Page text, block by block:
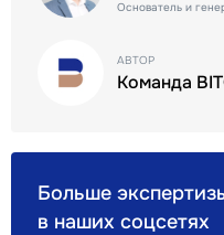
Больше
в наших соцсетях
Основатель и
АВТОР
Команда